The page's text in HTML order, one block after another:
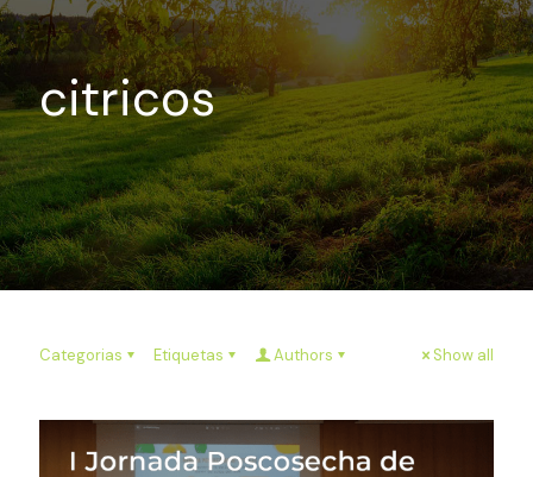
citricos
Categorias Etiquetas Authors Show all